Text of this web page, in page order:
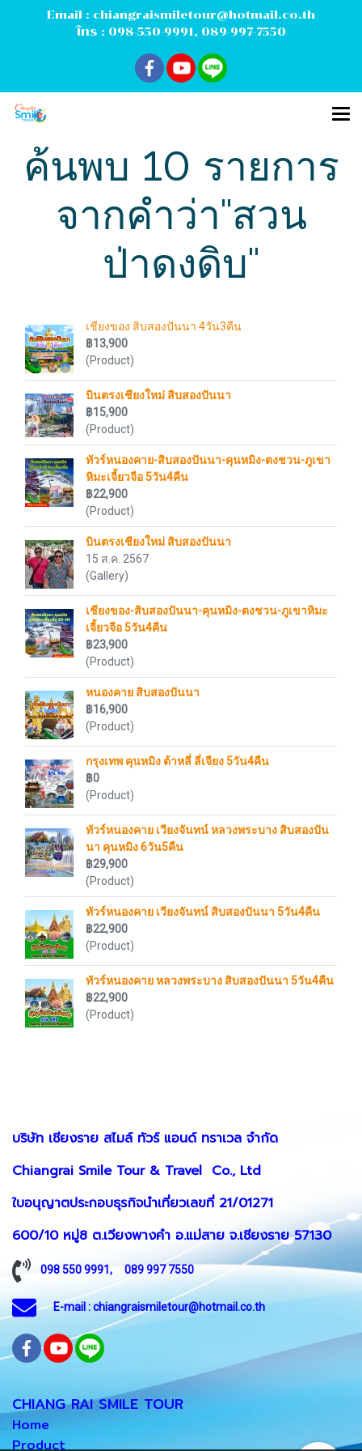
Email : chiangraismiletour@hotmail.co.th
โทร : 098-550-9991, 089-997-7550
ค้นพบ 10 รายการ
จากคำว่า"สวน
ป่าดงดิบ"
เชียงของ สิบสองปันนา 4วัน3คืน
฿13,900
(Product)
บินตรงเชียงใหม่ สิบสองปันนา
฿15,900
(Product)
ทัวร์หนองคาย-สิบสองปันนา-คุนหมิง-ตงชวน-ภูเขา
หิมะเจี้ยวจือ 5วัน4คืน
฿22,900
(Product)
บินตรงเชียงใหม่ สิบสองปันนา
15 ส.ค. 2567
(Gallery)
เชียงของ-สิบสองปันนา-คุนหมิง-ตงชวน-ภูเขาหิมะ
เจี้ยวจือ 5วัน4คืน
฿23,900
(Product)
หนองคาย สิบสองปันนา
฿16,900
(Product)
กรุงเทพ คุนหมิง ต้าหลี่ ลี่เจียง 5วัน4คืน
฿0
(Product)
ทัวร์หนองคาย เวียงจันทน์ หลวงพระบาง สิบสองปัน
นา คุนหมิง 6วัน5คืน
฿29,900
(Product)
ทัวร์หนองคาย เวียงจันทน์ สิบสองปันนา 5วัน4คืน
฿22,900
(Product)
ทัวร์หนองคาย หลวงพระบาง สิบสองปันนา 5วัน4คืน
฿22,900
(Product)
บริษัท เชียงราย สไมล์ ทัวร์ แอนด์ ทราเวล จำกัด
Chiangrai Smile Tour & Travel Co., Ltd
ใบอนุญาตประกอบธุรกิจนำเที่ยวเลขที่ 21/01271
600/10 หมู่8 ต.เวียงพางคำ อ.แม่สาย จ.เชียงราย 57130
098 550 9991 , 089 997 7550
E-mail : chiangraismiletour@hotmail.co.th
CHIANG RAI SMILE TOUR
Home
Product